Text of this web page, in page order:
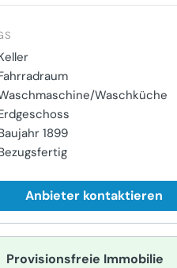
Waschküche
1899
Anbieter kontaktieren
Provisionsfreie Immobilie